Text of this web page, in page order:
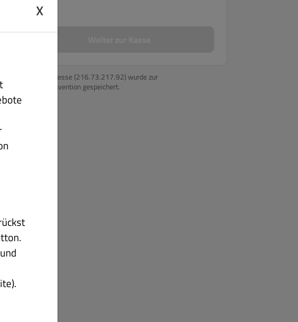
Ihre IP-Adresse (216.73.217.92) wurde zur
Betrugsprävention gespeichert.
X